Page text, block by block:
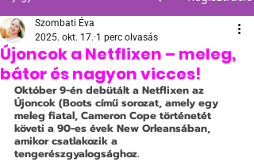
Újoncok a Netflixen – meleg,
bátor és nagyon vicces!
Szombati Éva
2025. okt. 17. 1 perc olvasás
Október 9-én debütált a Netflixen az
Újoncok (Boots című sorozat, amely egy
meleg fiatal, Cameron Cope történetét
követi a 90-es évek New Orleansában,
amikor csatlakozik a
tengerészgyalogsághoz.